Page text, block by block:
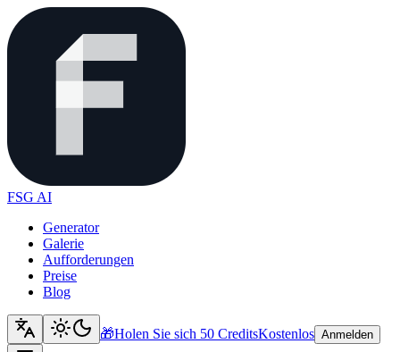
FSG AI
Generator
Galerie
Aufforderungen
Preise
Blog
🎁Holen Sie sich 50 CreditsKostenlos Anmelden